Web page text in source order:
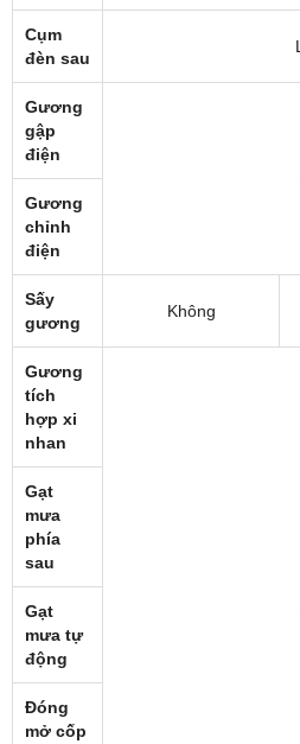
Cụm
đèn sau
Gương
gập
điện
Gương
chỉnh
điện
Sấy
gương
Không
Gương
tích
hợp xi
nhan
Gạt
mưa
phía
sau
Gạt
mưa tự
động
Đóng
mở cốp